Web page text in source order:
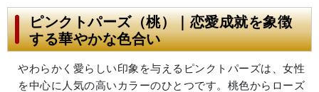
ピンクトパーズ（桃）｜恋愛成就を象徴
する華やかな色合い
やわらかく愛らしい印象を与えるピンクトパーズは、女性
を中心に人気の高いカラーのひとつです。桃色からローズ